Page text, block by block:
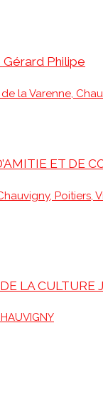
Philipe
la Varenne,
ET DE
LA CULTURE